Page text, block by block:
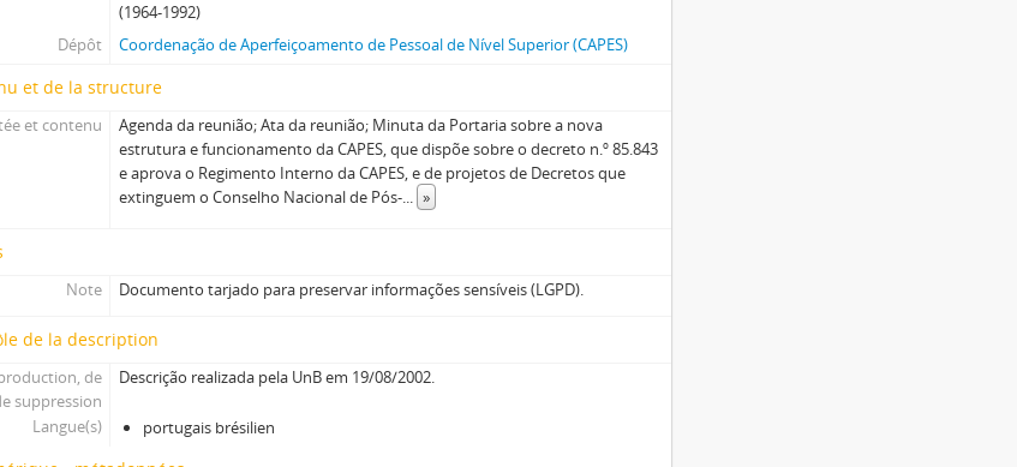
(1964-1992)
Dépôt
Coordenação de Aperfeiçoamento de Pessoal de Nível Superior (CAPES)
et de la structure
et contenu
Agenda da reunião; Ata da reunião; Minuta da Portaria sobre a nova
estrutura e funcionamento da CAPES, que dispõe sobre o decreto n.º 85.843
e aprova o Regimento Interno da CAPES, e de projetos de Decretos que
extinguem o Conselho Nacional de Pós-... »
Note Documento tarjado para preservar informações sensíveis (LGPD).
de la description
de
suppression
Descrição realizada pela UnB em 19/08/2002.
Langue(s) portugais brésilien